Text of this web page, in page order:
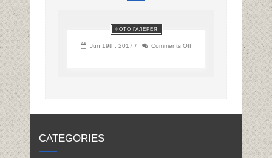
ФОТО ГАЛЕРЕЯ
Jun 19th, 2017 / Comments Off
CATEGORIES